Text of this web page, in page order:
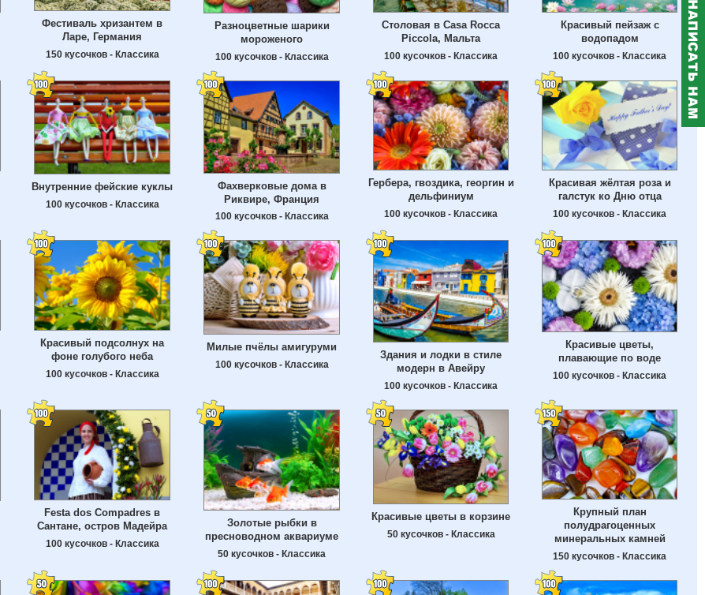
Фестиваль хризантем в
Ларе, Германия
150 кусочков - Классика
Разноцветные шарики
мороженого
100 кусочков - Классика
Столовая в Casa Rocca
Piccola, Мальта
100 кусочков - Классика
Красивый пейзаж с
водопадом
100 кусочков - Классика
Внутренние фейские куклы
100 кусочков - Классика
Фахверковые дома в
Риквире, Франция
100 кусочков - Классика
Гербера, гвоздика, георгин и
дельфиниум
100 кусочков - Классика
Красивая жёлтая роза и
галстук ко Дню отца
100 кусочков - Классика
Красивый подсолнух на
фоне голубого неба
100 кусочков - Классика
Милые пчёлы амигуруми
100 кусочков - Классика
Здания и лодки в стиле
модерн в Авейру
100 кусочков - Классика
Красивые цветы,
плавающие по воде
100 кусочков - Классика
Festa dos Compadres в
Сантане, остров Мадейра
100 кусочков - Классика
Золотые рыбки в
пресноводном аквариуме
50 кусочков - Классика
Красивые цветы в корзине
50 кусочков - Классика
Крупный план
полудрагоценных
минеральных камней
150 кусочков - Классика